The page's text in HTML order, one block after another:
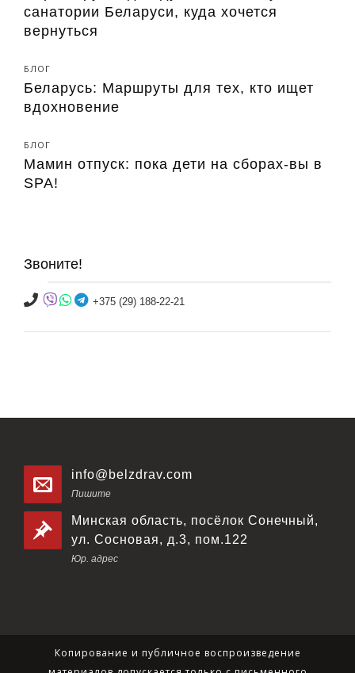
санатории Беларуси, куда хочется
вернуться
БЛОГ
Беларусь: Маршруты для тех, кто ищет
вдохновение
БЛОГ
Мамин отпуск: пока дети на сборах-вы в
SPA!
Звоните!
+375 (29) 188-22-21
info@belzdrav.com
Пишите
Минская область, посёлок Сонечный,
ул. Сосновая, д.3, пом.122
Юр. адрес
Копирование и публичное воспроизведение